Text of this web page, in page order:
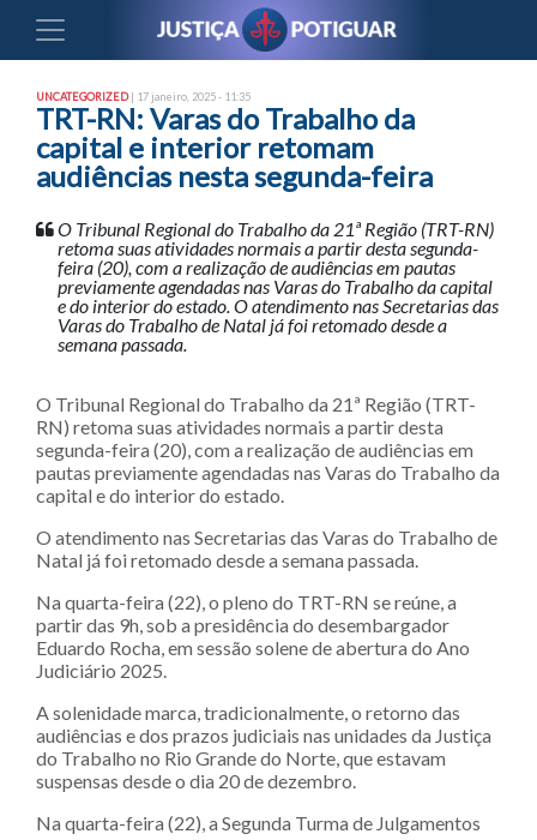
UNCATEGORIZED| 17 janeiro, 2025 - 11:35
TRT-RN: Varas do Trabalho da
capital e interior retomam
audiências nesta segunda-feira
O Tribunal Regional do Trabalho da 21ª Região (TRT-RN)
retoma suas atividades normais a partir desta segunda-
feira (20), com a realização de audiências em pautas
previamente agendadas nas Varas do Trabalho da capital
e do interior do estado. O atendimento nas Secretarias das
Varas do Trabalho de Natal já foi retomado desde a
semana passada.
O Tribunal Regional do Trabalho da 21ª Região (TRT-
RN) retoma suas atividades normais a partir desta
segunda-feira (20), com a realização de audiências em
pautas previamente agendadas nas Varas do Trabalho da
capital e do interior do estado.
O atendimento nas Secretarias das Varas do Trabalho de
Natal já foi retomado desde a semana passada.
Na quarta-feira (22), o pleno do TRT-RN se reúne, a
partir das 9h, sob a presidência do desembargador
Eduardo Rocha, em sessão solene de abertura do Ano
Judiciário 2025.
A solenidade marca, tradicionalmente, o retorno das
audiências e dos prazos judiciais nas unidades da Justiça
do Trabalho no Rio Grande do Norte, que estavam
suspensas desde o dia 20 de dezembro.
Na quarta-feira (22), a Segunda Turma de Julgamentos